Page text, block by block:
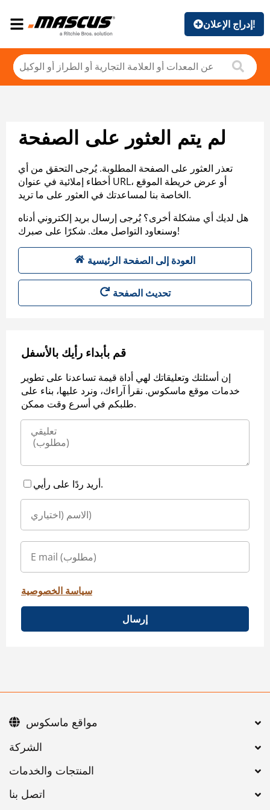
إدراج الإعلان!
لم يتم العثور على الصفحة
تعذر العثور على الصفحة المطلوبة. يُرجى التحقق من أي
أخطاء إملائية في عنوان URL، أو عرض خريطة الموقع
الخاصة بنا لمساعدتك في العثور على ما تريد.
هل لديك أي مشكلة أخرى؟ يُرجى إرسال بريد إلكتروني أدناه
وسنعاود التواصل معك. شكرًا على صبرك!
العودة إلى الصفحة الرئيسية
تحديث الصفحة
قم بأبداء رأيك بالأسفل
إن أسئلتك وتعليقاتك لهي أداة قيمة تساعدنا على تطوير
خدمات موقع ماسكوس. نقرأ آراءك، ونرد عليها، بناء على
طلبكم في أسرع وقت ممكن.
أريد ردًا على رأيي.
سياسة الخصوصية
إرسال
اتصل بنا
مواقع ماسكوس